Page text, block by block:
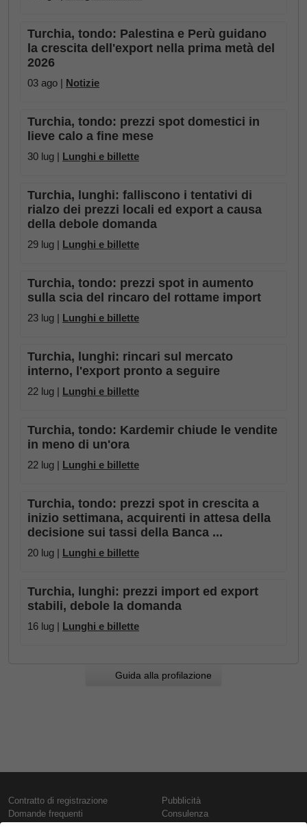
Turchia, tondo: Palestina e Perù guidano
la crescita dell'export nella prima metà del
2026
03 ago | Notizie
Turchia, tondo: prezzi spot domestici in
lieve calo a fine mese
30 lug | Lunghi e billette
Turchia, lunghi: falliscono i tentativi di
rialzo dei prezzi locali ed export a causa
della debole domanda
29 lug | Lunghi e billette
Turchia, tondo: prezzi spot in aumento
sulla scia del rincaro del rottame import
23 lug | Lunghi e billette
Turchia, lunghi: rincari sul mercato
interno, l'export pronto a seguire
22 lug | Lunghi e billette
Turchia, tondo: Kardemir chiude le vendite
in meno di un'ora
22 lug | Lunghi e billette
Turchia, tondo: prezzi spot in crescita a
inizio settimana, acquirenti in attesa della
decisione sui tassi della Banca ...
20 lug | Lunghi e billette
Turchia, lunghi: prezzi import ed export
stabili, debole la domanda
16 lug | Lunghi e billette
Guida alla profilazione
Contratto di registrazione
Domande frequenti
Pubblicità
Consulenza